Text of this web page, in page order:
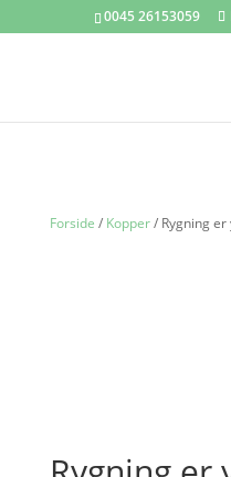
0045 26153059
Forside / Kopper/ Rygning er